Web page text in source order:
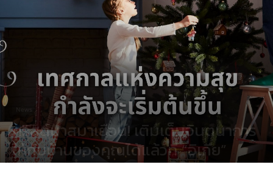
News
คริสต์มาสมาเยือน! เติมเต็มจินตนาการ
ให้กับบ้านของคุณได้แล้วที่ “อิเกีย”